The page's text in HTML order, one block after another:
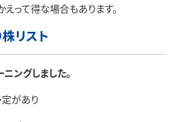
えって得な場合もあります。
リスト
ングしました。
があり